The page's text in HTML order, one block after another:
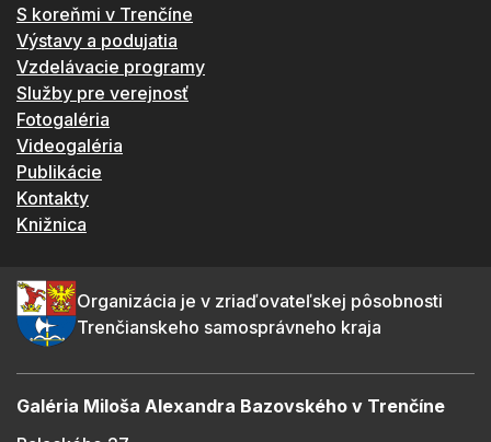
S koreňmi v Trenčíne
Výstavy a podujatia
Vzdelávacie programy
Služby pre verejnosť
Fotogaléria
Videogaléria
Publikácie
Kontakty
Knižnica
Organizácia je v zriaďovateľskej pôsobnosti
Trenčianskeho samosprávneho kraja
Galéria Miloša Alexandra Bazovského v Trenčíne